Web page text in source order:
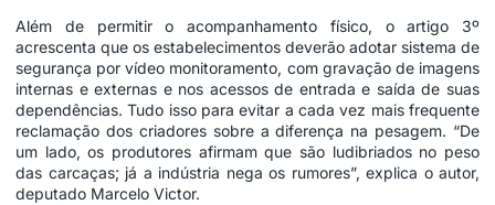
Além de permitir o acompanhamento físico, o artigo 3º
acrescenta que os estabelecimentos deverão adotar sistema de
segurança por vídeo monitoramento, com gravação de imagens
internas e externas e nos acessos de entrada e saída de suas
dependências. Tudo isso para evitar a cada vez mais frequente
reclamação dos criadores sobre a diferença na pesagem. “De
um lado, os produtores afirmam que são ludibriados no peso
das carcaças; já a indústria nega os rumores”, explica o autor,
deputado Marcelo Victor.